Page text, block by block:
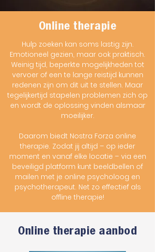
Online therapie
Hulp zoeken kan soms lastig zijn.
Emotioneel gezien, maar ook praktisch.
Weinig tijd, beperkte mogelijkheden tot
vervoer of een te lange reistijd kunnen
redenen zijn om dit uit te stellen. Maar
tegelijkertijd stapelen problemen zich op
en wordt de oplossing vinden alsmaar
moeilijker.
Daarom biedt Nostra Forza online
therapie. Zodat jij altijd – op ieder
moment en vanaf elke locatie – via een
beveiligd platform kunt beeldbellen of
mailen met je online psycholoog en
psychotherapeut. Net zo effectief als
offline therapie!
Online therapie aanbod